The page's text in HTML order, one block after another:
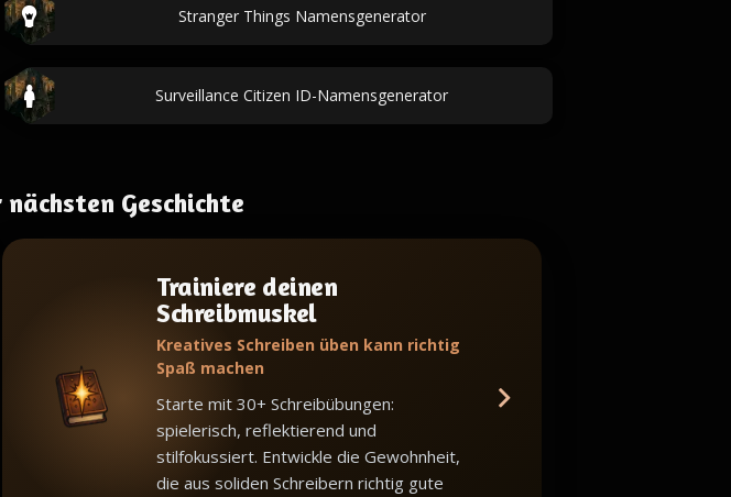
Stranger Things Namensgenerator
Surveillance Citizen ID-Namensgenerator
Geschichte
Trainiere deinen
Schreibmuskel
Kreatives Schreiben üben kann richtig
Spaß machen
Starte mit 30+ Schreibübungen:
spielerisch, reflektierend und
stilfokussiert. Entwickle die Gewohnheit,
die aus soliden Schreibern richtig gute